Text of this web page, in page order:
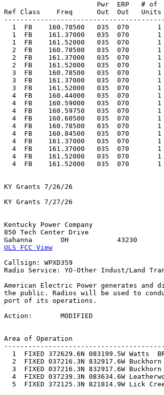
Pwr  ERP   # of
Ref Class    Freq      Out  Out   Units
1  FB    160.78500   035  070
1  FB    161.37000   035  070
1  FB    161.52000   035  070
2  FB    160.78500   035  070
2  FB    161.37000   035  070
2  FB    161.52000   035  070
3  FB    160.78500   035  070
3  FB    161.37000   035  070
3  FB    161.52000   035  070
4  FB    160.44000   035  070
4  FB    160.59000   035  070       1
4  FB    160.59750   035  070       1
4  FB    160.60500   035  070       1
4  FB    160.78500   035  070
4  FB    160.84500   035  070
4  FB    161.37000   035  070
4  FB    161.37000   035  070
4  FB    161.52000   035  070
4  FB    161.52000   035  070
KY Grants 7/26/26
KY Grants 7/27/26
Kentucky Power Company
850 Tech Center Drive
ULS FCC View
Callsign: WPXD359
Radio Service: YO-Other Indust/Land
American Electric Power generates
the public. Radios will be used to
port of its operations.
Action:       MODIFIED
Area of Operation
1  FIXED 372629.6N 083199.5W Watts
2  FIXED 037216.3N 832917.6W
3  FIXED 037216.3N 832917.6W
4  FIXED 037239.3N 083634.6W
5  FIXED 372125.3N 821814.9W Lick